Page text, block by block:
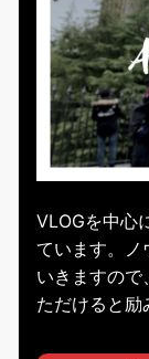
VLOGを中心
ています。ノ
いきますので
ただけると励